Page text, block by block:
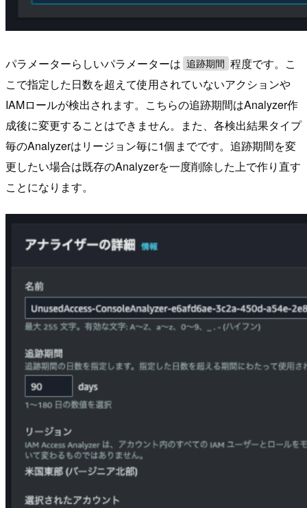
パラメーターらしいパラメーターは 追跡期間
程度です。こ
こで指定した日数を超えて使用されていないアクションや
IAMロールが検出されます。こちらの追跡期間はAnalyzer作
成後に変更することはできません。また、各検出結果タイプ
毎のAnalyzerはリージョン毎に1個までです。追跡期間を変
更したい場合は既存のAnalyzerを一度削除した上で作り直す
ことになります。